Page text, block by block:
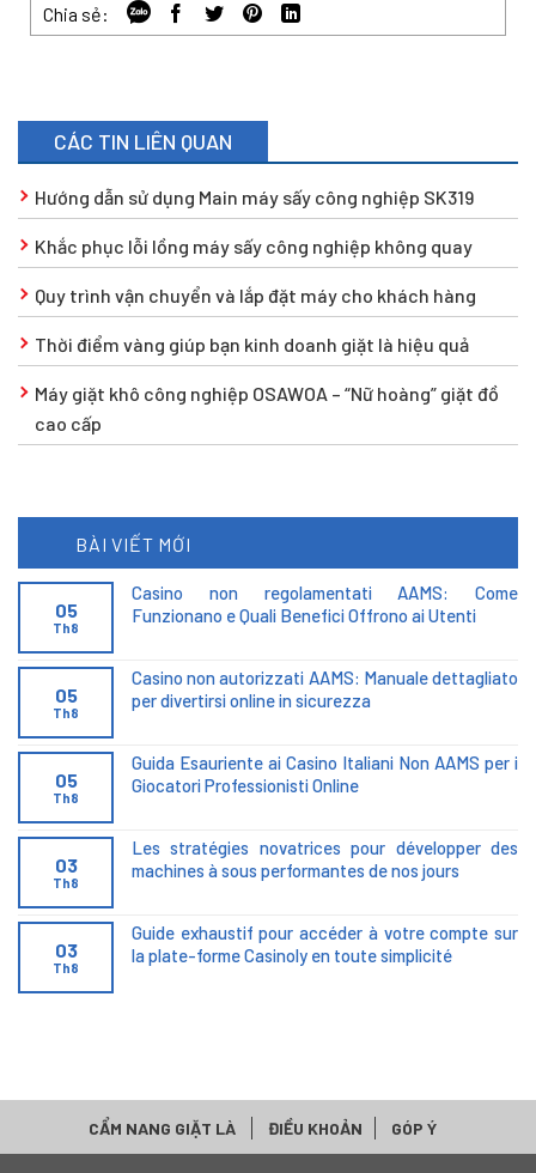
Chia sẻ:
CÁC TIN LIÊN QUAN
Hướng dẫn sử dụng Main máy sấy công nghiệp SK319
Khắc phục lỗi lồng máy sấy công nghiệp không quay
Quy trình vận chuyển và lắp đặt máy cho khách hàng
Thời điểm vàng giúp bạn kinh doanh giặt là hiệu quả
Máy giặt khô công nghiệp OSAWOA – “Nữ hoàng” giặt đồ
cao cấp
BÀI VIẾT MỚI
05
Th8
Casino non regolamentati AAMS: Come
Funzionano e Quali Benefici Offrono ai Utenti
05
Th8
Casino non autorizzati AAMS: Manuale dettagliato
per divertirsi online in sicurezza
05
Th8
Guida Esauriente ai Casino Italiani Non AAMS per i
Giocatori Professionisti Online
03
Th8
Les stratégies novatrices pour développer des
machines à sous performantes de nos jours
03
Th8
Guide exhaustif pour accéder à votre compte sur
la plate-forme Casinoly en toute simplicité
CẨM NANG GIẶT LÀ ĐIỀU KHOẢN GÓP Ý